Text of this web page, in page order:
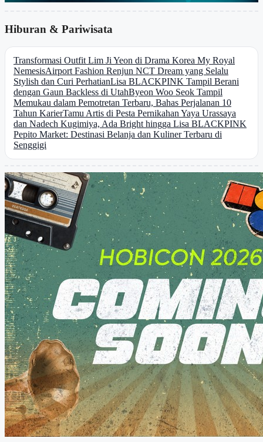
Hiburan & Pariwisata
Transformasi Outfit Lim Ji Yeon di Drama Korea My Royal
NemesisAirport Fashion Renjun NCT Dream yang Selalu
Stylish dan Curi PerhatianLisa BLACKPINK Tampil Berani
dengan Gaun Backless di UtahByeon Woo Seok Tampil
Memukau dalam Pemotretan Terbaru, Bahas Perjalanan 10
Tahun KarierTamu Artis di Pesta Pernikahan Yaya Urassaya
dan Nadech Kugimiya, Ada Bright hingga Lisa BLACKPINK
Pepito Market: Destinasi Belanja dan Kuliner Terbaru di
Senggigi